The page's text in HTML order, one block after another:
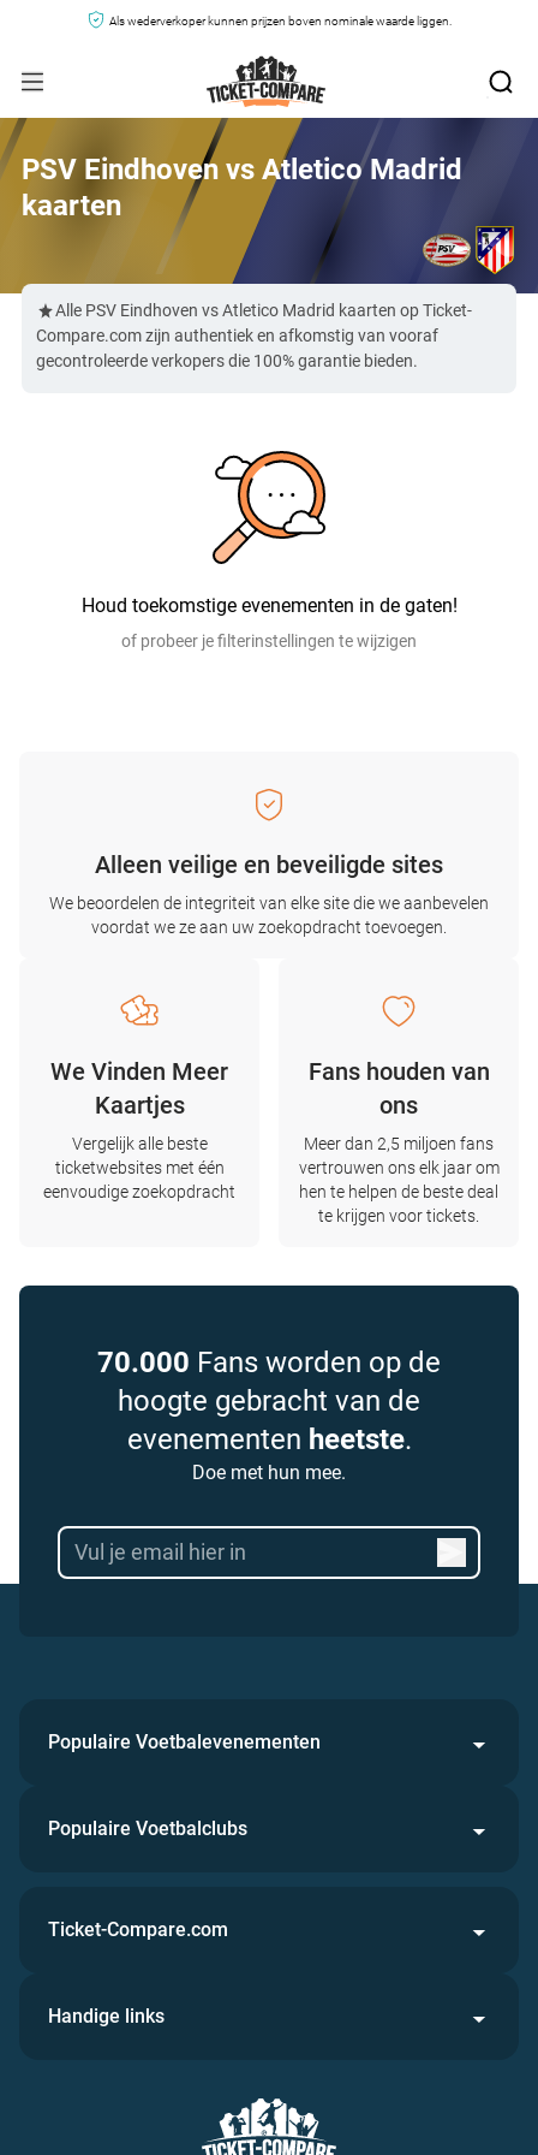
Als wederverkoper kunnen prijzen boven nominale waarde liggen.
PSV Eindhoven vs Atletico Madrid
kaarten
Alle PSV Eindhoven vs Atletico Madrid kaarten op Ticket-
Compare.com zijn authentiek en afkomstig van vooraf
gecontroleerde verkopers die 100% garantie bieden.
Houd toekomstige evenementen in de gaten!
of probeer je filterinstellingen te wijzigen
Alleen veilige en beveiligde sites
We beoordelen de integriteit van elke site die we aanbevelen
voordat we ze aan uw zoekopdracht toevoegen.
We Vinden Meer
Kaartjes
Vergelijk alle beste
ticketwebsites met één
eenvoudige zoekopdracht
Fans houden van
ons
Meer dan 2,5 miljoen fans
vertrouwen ons elk jaar om
hen te helpen de beste deal
te krijgen voor tickets.
70.000 Fans worden op de
hoogte gebracht van de
evenementen heetste.
Doe met hun mee.
Populaire Voetbalevenementen
Populaire Voetbalclubs
Ticket-Compare.com
Handige links